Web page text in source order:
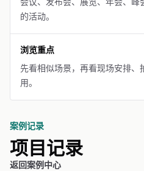
的活动。
浏览重点
先看相似场景，再看现场安排、
用。
案例记录
项目记录
返回案例中心